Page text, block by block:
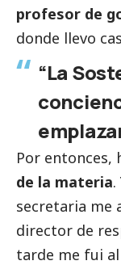
profesor de
donde llevo
“La
Por entonces,
de la materia
secretaria me
director de
tarde me fui